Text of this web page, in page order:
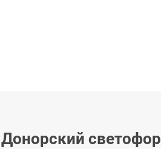
Донорский светофор